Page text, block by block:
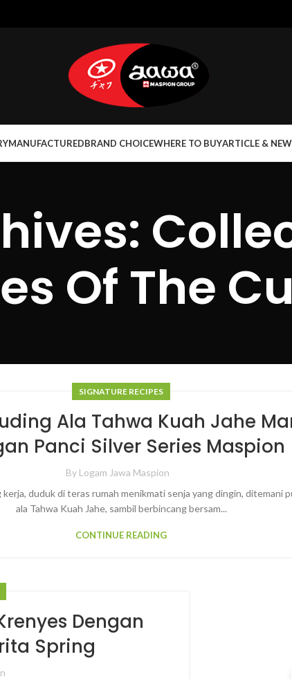
MANUFACTUREDBRAND CHOICEWHERE TO BUYARTICLE &
Of The
SIGNATURE RECIPES
Ala Tahwa Kuah Jahe
Panci Silver Series Maspion
By Logam Jawa Maspion
duduk di teras rumah menikmati senja yang dingin, ditemani
ala Tahwa Kuah Jahe, sambil berbincang bersam...
CONTINUE READING
Dengan
Spring